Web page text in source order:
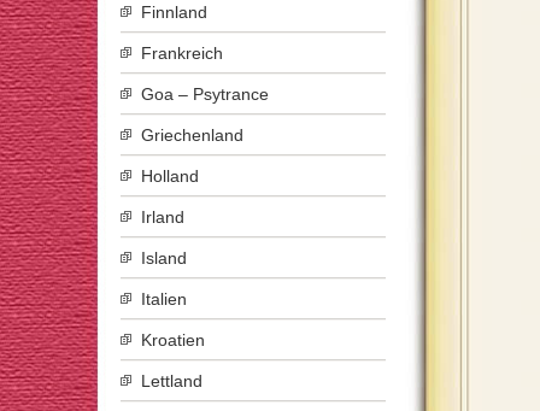
Finnland
Frankreich
Goa – Psytrance
Griechenland
Holland
Irland
Island
Italien
Kroatien
Lettland